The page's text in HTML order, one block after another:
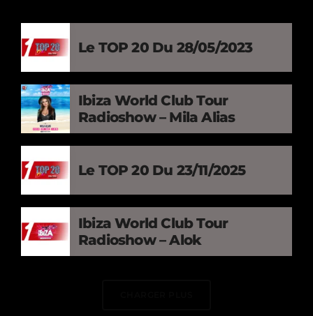
Le TOP 20 Du 28/05/2023
Ibiza World Club Tour
Radioshow – Mila Alias
Le TOP 20 Du 23/11/2025
Ibiza World Club Tour
Radioshow – Alok